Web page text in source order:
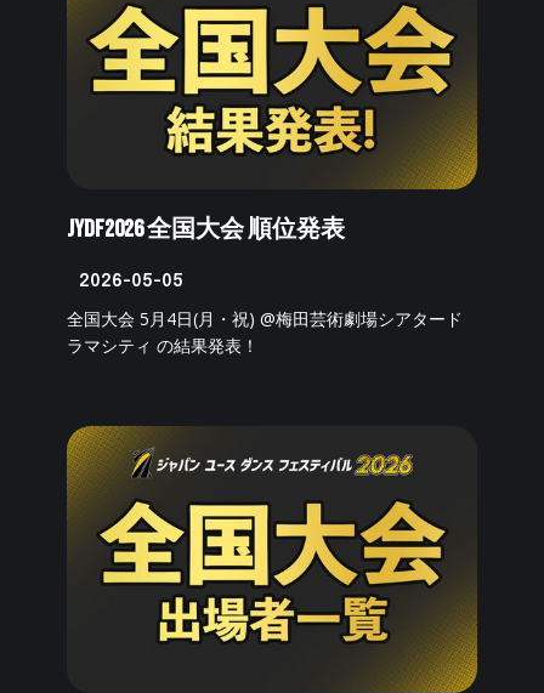
JYDF2026 全国大会 順位発表
2026-05-05
全国大会 5月4日(月・祝) @梅田芸術劇場シアタード
ラマシティ の結果発表！